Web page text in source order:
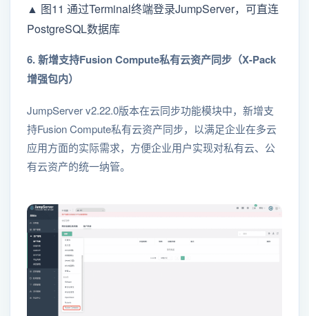
▲ 图11 通过Terminal终端登录JumpServer，可直连
PostgreSQL数据库
6. 新增⽀持Fusion Compute私有云资产同步（X-Pack
增强包内）
JumpServer v2.22.0版本在云同步功能模块中，新增⽀
持Fusion Compute私有云资产同步，以满足企业在多云
应用方面的实际需求，方便企业用户实现对私有云、公
有云资产的统一纳管。